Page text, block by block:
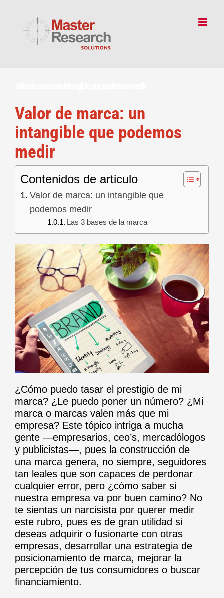
content
Valor de marca: un
intangible que podemos
medir
Contenidos de articulo
Valor de marca: un intangible que
podemos medir
Las 3 bases de la marca
¿Cómo puedo tasar el prestigio de mi
marca? ¿Le puedo poner un número? ¿Mi
marca o marcas valen más que mi
empresa? Este tópico intriga a mucha
gente —empresarios, ceo’s, mercadólogos
y publicistas—, pues la construcción de
una marca genera, no siempre, seguidores
tan leales que son capaces de perdonar
cualquier error, pero ¿cómo saber si
nuestra empresa va por buen camino? No
te sientas un narcisista por querer medir
este rubro, pues es de gran utilidad si
deseas adquirir o fusionarte con otras
empresas, desarrollar una estrategia de
posicionamiento de marca, mejorar la
percepción de tus consumidores o buscar
financiamiento.